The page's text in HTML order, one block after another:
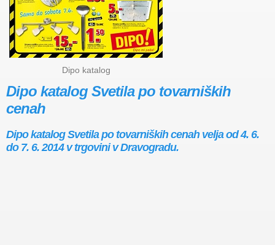
Dipo katalog
Dipo katalog Svetila po tovarniških
cenah
Dipo katalog Svetila po tovarniških cenah velja od 4. 6.
do 7. 6. 2014 v trgovini v Dravogradu.